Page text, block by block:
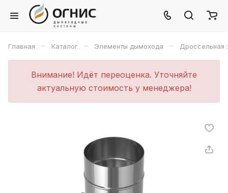
Главная – Каталог – Элементы дымохода – Дроссельная
Внимание! Идёт переоценка. Уточняйте
актуальную стоимость у менеджера!